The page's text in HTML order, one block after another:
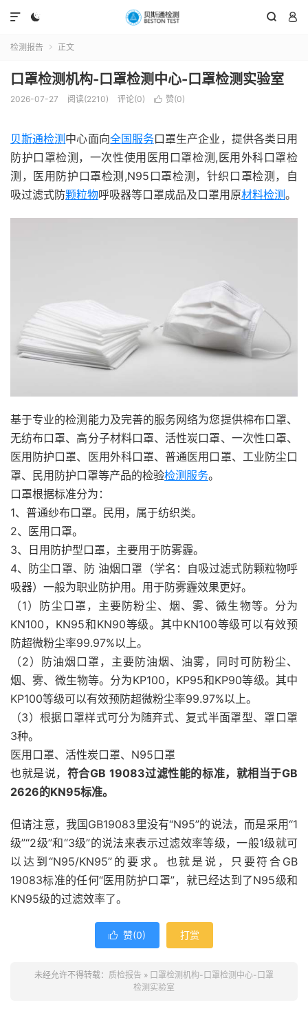
  

检测报告  正文
口罩检测机构-口罩检测中心-口罩检测实验室
2026-07-27 阅读(2210) 评论(0)  赞(0)
贝斯通检测 中心面向全国服务口罩生产企业，提供各类日用
防护口罩检测，一次性使用医用口罩检测,医用外科口罩检
测，医用防护口罩检测,N95口罩检测，针织口罩检测，自
吸过滤式防颗粒物呼吸器等口罩成品及口罩用原材料检测。
基于专业的检测能力及完善的服务网络为您提供棉布口罩、
无纺布口罩、高分子材料口罩、活性炭口罩、一次性口罩、
医用防护口罩、医用外科口罩、普通医用口罩、工业防尘口
罩、民用防护口罩等产品的检验检测服务。
口罩根据标准分为：
1、普通纱布口罩。民用，属于纺织类。
2、医用口罩。
3、日用防护型口罩，主要用于防雾霾。
4、防尘口罩、防 油烟口罩（学名：自吸过滤式防颗粒物呼
吸器）一般为职业防护用。用于防雾霾效果更好。
（1）防尘口罩，主要防粉尘、烟、雾、微生物等。分为
KN100，KN95和KN90等级。其中KN100等级可以有效预
防超微粉尘率99.97%以上。
（2）防油烟口罩，主要防油烟、油雾，同时可防粉尘、
烟、雾、微生物等。分为KP100，KP95和KP90等级。其中
KP100等级可以有效预防超微粉尘率99.97%以上。
（3）根据口罩样式可分为随弃式、复式半面罩型、罩口罩
3种。
医用口罩、活性炭口罩、N95口罩
也就是说， 符合GB 19083过滤性能的标准，就相当于GB
2626的KN95标准。
但请注意，我国GB19083里没有“N95”的说法，而是采用“1
级”“2级”和“3级”的说法来表示过滤效率等级，一般1级就可
以达到“N95/KN95”的要求。也就是说，只要符合GB
19083标准的任何“医用防护口罩”，就已经达到了N95级和
KN95级的过滤效率了。
 赞(0) 打赏
未经允许不得转载： 质检报告 » 口罩检测机构-口罩检测中心-口罩
检测实验室